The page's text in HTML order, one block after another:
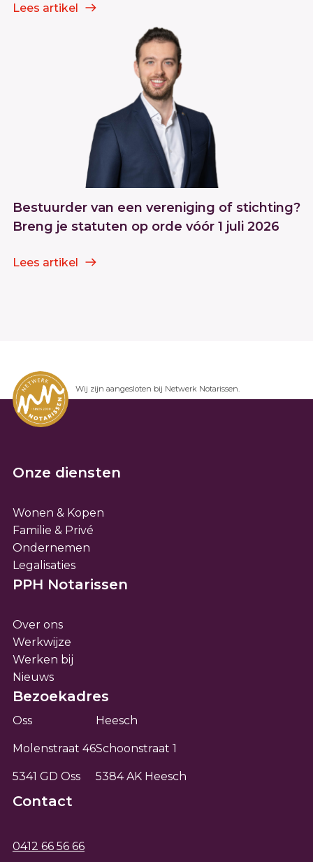
Lees artikel
Bestuurder van een vereniging of stichting?
Breng je statuten op orde vóór 1 juli 2026
Lees artikel
Wij zijn aangesloten bij Netwerk Notarissen.
Onze diensten
Wonen & Kopen
Familie & Privé
Ondernemen
Legalisaties
PPH Notarissen
Over ons
Werkwijze
Werken bij
Nieuws
Bezoekadres
Oss
Molenstraat 46
5341 GD Oss
Heesch
Schoonstraat 1
5384 AK Heesch
Contact
0412 66 56 66